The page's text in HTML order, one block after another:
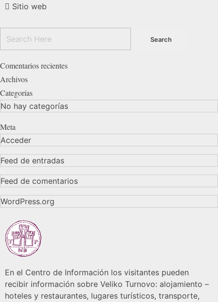
Sitio web
Comentarios recientes
Archivos
Categorías
No hay categorías
Meta
Acceder
Feed de entradas
Feed de comentarios
WordPress.org
En el Centro de Información los visitantes pueden
recibir información sobre Veliko Turnovo: alojamiento –
hoteles y restaurantes, lugares turísticos, transporte,